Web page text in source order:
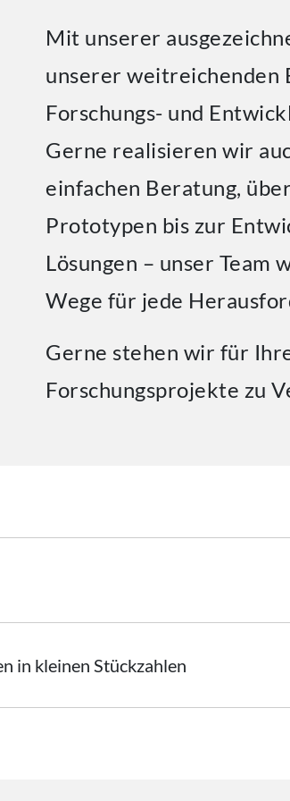
Mit unserer
unserer weitreichenden
Forschungs- und
Gerne realisieren wir
einfachen Beratung,
Prototypen bis zur
Lösungen – unser
Wege für jede
Gerne stehen wir für
Forschungsprojekte zu
in kleinen Stückzahlen